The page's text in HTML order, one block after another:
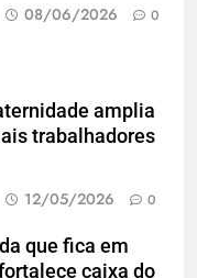
08/06/2026 0
amplia
trabalhadores
12/05/2026 0
que fica em
caixa do